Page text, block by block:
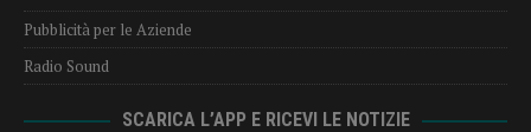
Pubblicità per le Aziende
Radio Sound
SCARICA L’APP E RICEVI LE NOTIZIE